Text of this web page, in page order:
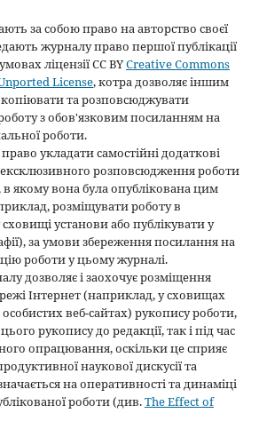
за собою право на авторство своєї
журналу право першої публікації
ліцензії CC BYCreative Commons
License, котра дозволяє іншим
та розповсюджувати
з обов'язковим посиланням на
роботи.
укладати самостійні додаткові
розповсюдження роботи
в якому вона була опублікована цим
розміщувати роботу в
установи або публікувати у
за умови збереження посилання на
роботи у цьому журналі.
дозволяє і заохочує розміщення
Інтернет (наприклад, у сховищах
веб-сайтах) рукопису роботи,
рукопису до редакції, так і під час
опрацювання, оскільки це сприяє
наукової дискусії та
на оперативності та динаміці
роботи (див.The Effect of